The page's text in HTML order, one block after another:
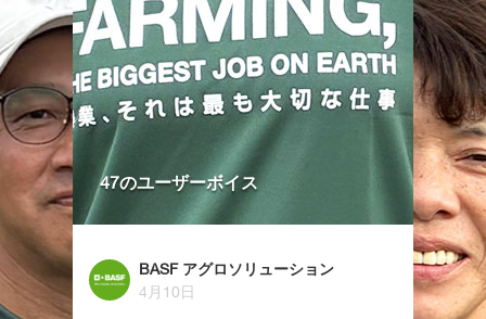
47のユーザーボイス】
、それは最も大切な
。
国47都道府県でBASF
ソリューションを活用
ている農業従事者の
の声」をお届けしま
回は、第7回 三重県
コスブロッコリーフ
ーム」東村 篤志さん
す。
農業を始められたき
けを教えてくださ
47のユーザーボイス
BASF アグロソリューション
4月10日
【47のユーザーボイス
農業、それは最も大切
仕事。
全国47都道府県で
の xarvio®
デジタルフ
ーミングソリューショ
や農薬製品を活用して
る農業従事者の「今の
声」をお届けしていま
2026年は国連の定める
「国際女性農業従事者
年」です。BASFはグ
ーバル全体でこの取り
みを支援しており、「